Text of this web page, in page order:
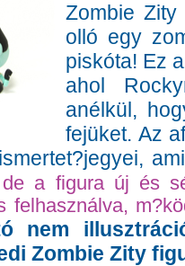
Zombie
olló egy
piskóta! Ez
ahol
anélkül,
fejüket. Az
a figura új és
felhasználva,
nem
Zombie Zity